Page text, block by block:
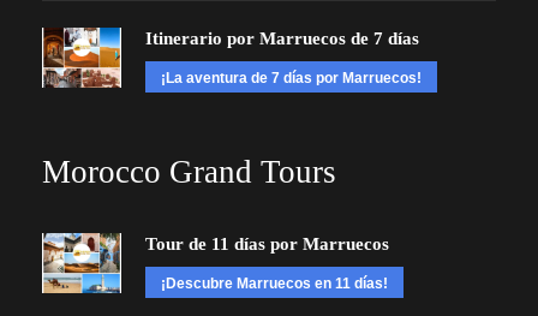
Itinerario por Marruecos de 7 días
¡La aventura de 7 días por Marruecos!
Morocco Grand Tours
Tour de 11 días por Marruecos
¡Descubre Marruecos en 11 días!